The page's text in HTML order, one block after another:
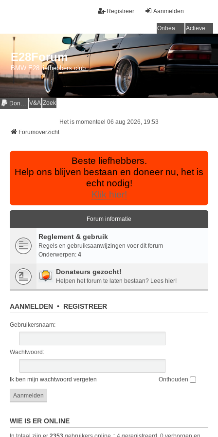
Aanmelden
Registreer
Onbeantwoorde onderwerpen Actieve onderwerpen
E28Forum
BMW E28 liefhebbers club
Donaties V&A Zoek
Het is momenteel 06 aug 2026, 19:53
Forumoverzicht
Beste liefhebbers.
Help ons blijven bestaan en doneer nu, het is
echt nodig!
Klik hier!
Forum informatie
Reglement & gebruik
Regels en gebruiksaanwijzingen voor dit forum
Onderwerpen: 4
Donateurs gezocht!
Helpen het forum te laten bestaan? Lees hier!
AANMELDEN • REGISTREER
Gebruikersnaam:
Wachtwoord:
Ik ben mijn wachtwoord vergeten Onthouden
WIE IS ER ONLINE